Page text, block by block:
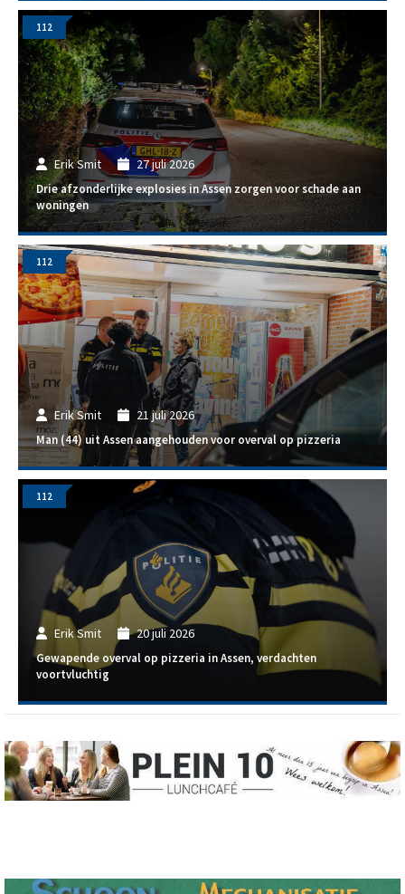
Erik Smit 27 juli 2026
Drie afzonderlijke explosies in Assen zorgen voor schade aan
woningen
112
Erik Smit 21 juli 2026
Man (44) uit Assen aangehouden voor overval op pizzeria
112
Erik Smit 20 juli 2026
Gewapende overval op pizzeria in Assen, verdachten
voortvluchtig
112